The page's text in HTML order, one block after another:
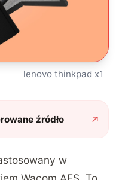
lenovo thinkpad x1
źródło
w